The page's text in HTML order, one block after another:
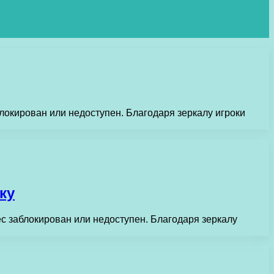
или недоступен. Благодаря зеркалу игроки
заблокирован или недоступен. Благодаря зеркалу